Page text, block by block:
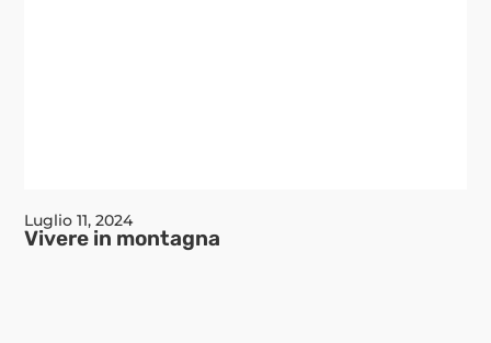
Luglio 11, 2024
Vivere in montagna